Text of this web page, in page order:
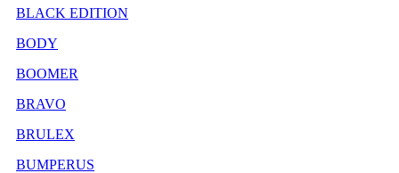
BLACK EDITION
BODY
BOOMER
BRAVO
BRULEX
BUMPERUS